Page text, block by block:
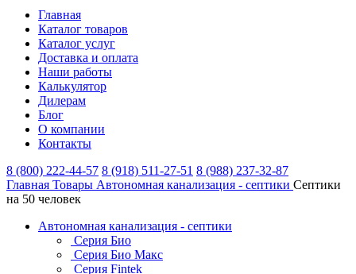
Главная
Каталог товаров
Каталог услуг
Доставка и оплата
Наши работы
Калькулятор
Дилерам
Блог
О компании
Контакты
8 (800) 222-44-57 8 (918) 511-27-51 8 (988) 237-32-87
Главная Товары Автономная канализация - септики Септики
на 50 человек
Автономная канализация - септики
Серия Био
Серия Био Макс
Серия Fintek